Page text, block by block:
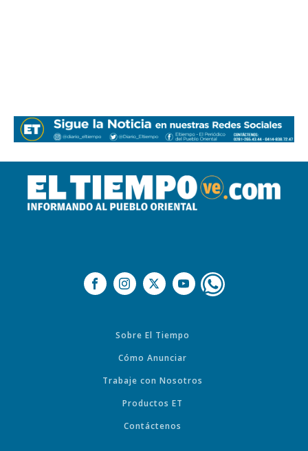
Sobre El Tiempo
Cómo Anunciar
Trabaje con Nosotros
Productos ET
Contáctenos